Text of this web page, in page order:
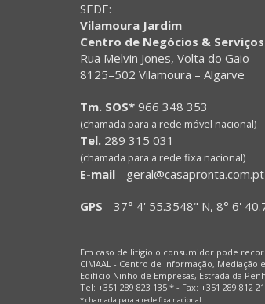
SEDE:
Vilamoura Jardim
Centro de Negócios & Serviços
Rua Melvin Jones, Volta do Gaio
8125–502 Vilamoura – Algarve
Tm. SOS* 966 348 353
(chamada para a rede móvel nacional)
Tel. 289 315 031
(chamada para a rede fixa nacional)
E-mail - geral@casapronta.com.pt
GPS - 37° 4' 55.3548" N, 8° 6'
Em caso de litígio o consumidor pode
CIMAAL - Centro de Informação,
Edifício Ninho de Empresas, Estrada da
Tel: +351 289 823 135 * - Fax: +351 289 812
* chamada para a rede fixa nacional